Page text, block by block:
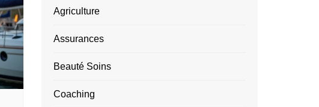
Agriculture
Assurances
Beauté Soins
Coaching